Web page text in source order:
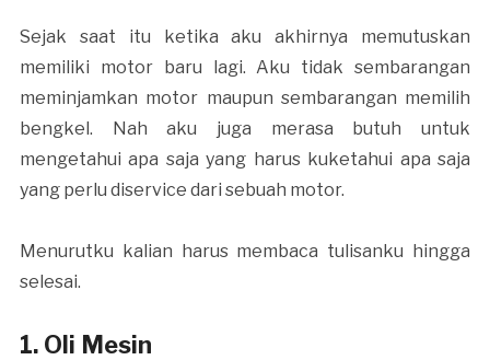
Sejak saat itu ketika aku akhirnya memutuskan
memiliki motor baru lagi. Aku tidak sembarangan
meminjamkan motor maupun sembarangan memilih
bengkel. Nah aku juga merasa butuh untuk
mengetahui apa saja yang harus kuketahui apa saja
yang perlu diservice dari sebuah motor.
Menurutku kalian harus membaca tulisanku hingga
selesai.
1. Oli Mesin